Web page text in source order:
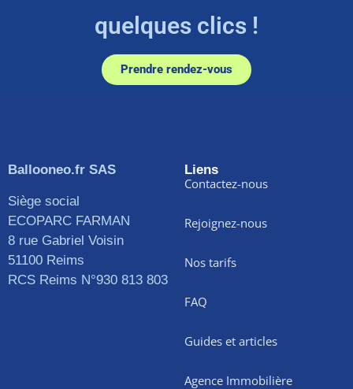
quelques clics !
Prendre rendez-vous
Ballooneo.fr SAS
Siège social
ECOPARC FARMAN
8 rue Gabriel Voisin
51100 Reims
RCS Reims N°930 813 803
Liens
Contactez-nous
Rejoignez-nous
Nos tarifs
FAQ
Guides et articles
Agence Immobilière